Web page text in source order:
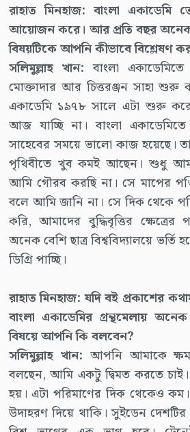
রাহাত মিনহাজ: বাংলা একাডেমি
আয়োজন করে। আর প্রতি বছর অনেক
বিষয়টিকে আপনি কীভাবে বিশ্লেষণ
সলিমুল্লাহ খান: বাংলা
মোক্তাদার আর চিত্তরঞ্জন সাহা শুরু
একাডেমি ১৯৭৮ সালে এটা শুরু
আজ যাচ্ছি না। বাংলা একাডেমিতে
সাহেবের সময়ে ভালো কাজ হয়েছে।
পৃথিবীতে খুব কমই আছেন। শুধু
আমি গৌরব করছি না। সে মাপের
বলে আমি জানি না। সে দিক থেকে
করি, আমাদের বুদ্ধিবৃত্তির ক্ষেত্রের
অনেক বেশি ছাত্র বিশ্ববিদ্যালয়ে
ডিগ্রি পাচ্ছি।
রাহাত মিনহাজ: যদি বই প্রকাশের
বাংলা একাডেমির গ্রন্থমেলায়
বিষয়ে আপনি কি বলবেন?
সলিমুল্লাহ খান: আপনি আমাকে
বলছেন, আমি একটু দ্বিমত করতে
হয়। এটা পরিমাণের দিক থেকেও
উদাহরণ দিয়ে থাকি। সুইডেন